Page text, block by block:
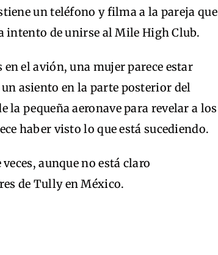
un teléfono y filma a la pareja que
intento de unirse al Mile High Club.
el avión, una mujer parece estar
asiento en la parte posterior del
la pequeña aeronave para revelar a los
haber visto lo que está sucediendo.
aunque no está claro
de Tully en México.